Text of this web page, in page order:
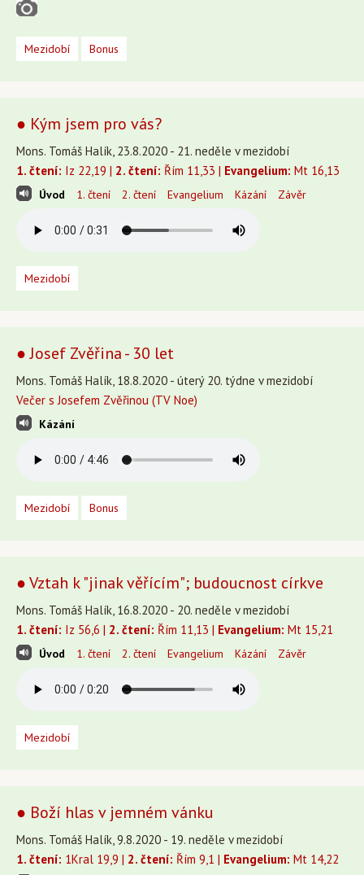
Mezidobí Bonus
● Kým jsem pro vás?
Mons. Tomáš Halík, 23.8.2020 - 21. neděle v mezidobí
1. čtení: Iz 22,19 | 2. čtení: Řím 11,33 | Evangelium: Mt 16,13
Úvod 1. čtení 2. čtení Evangelium Kázání Závěr
Mezidobí
● Josef Zvěřina - 30 let
Mons. Tomáš Halík, 18.8.2020 - úterý 20. týdne v mezidobí
Večer s Josefem Zvěřinou (TV Noe)
Kázání
Mezidobí Bonus
● Vztah k "jinak věřícím"; budoucnost církve
Mons. Tomáš Halík, 16.8.2020 - 20. neděle v mezidobí
1. čtení: Iz 56,6 | 2. čtení: Řím 11,13 | Evangelium: Mt 15,21
Úvod 1. čtení 2. čtení Evangelium Kázání Závěr
Mezidobí
● Boží hlas v jemném vánku
Mons. Tomáš Halík, 9.8.2020 - 19. neděle v mezidobí
1. čtení: 1Kral 19,9 | 2. čtení: Řím 9,1 | Evangelium: Mt 14,22